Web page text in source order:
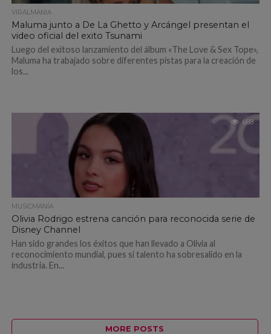
VIRALMANIA
Maluma junto a De La Ghetto y Arcángel presentan el
video oficial del exito Tsunami
Luego del exitoso lanzamiento del álbum «The Love & Sex Tope»,
Maluma ha trabajado sobre diferentes pistas para la creación de
los...
668
MUSICMANÍA
Olivia Rodrigo estrena canción para reconocida serie de
Disney Channel
Han sido grandes los éxitos que han llevado a Olivia al
reconocimiento mundial, pues si talento ha sobresalido en la
industria. En...
MORE POSTS